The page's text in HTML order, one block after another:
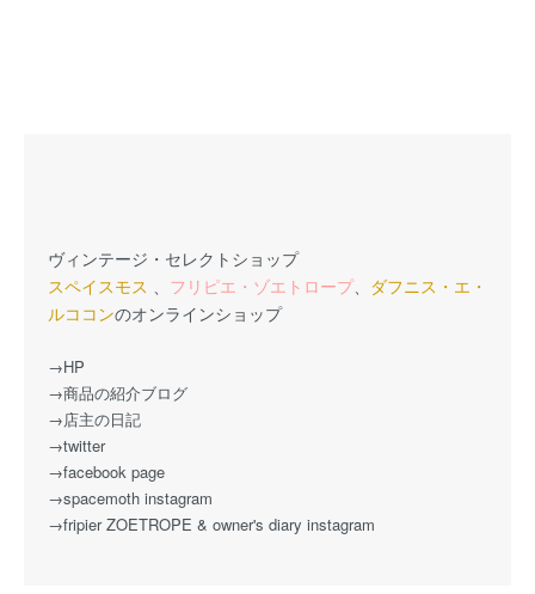
ヴィンテージ・セレクトショップ
スペイスモス 、 フリピエ・ゾエトロープ、 ダフニス・エ・
ルココンのオンラインショップ
→HP
→商品の紹介ブログ
→店主の日記
→twitter
→facebook page
→spacemoth instagram
→fripier ZOETROPE & owner's diary instagram